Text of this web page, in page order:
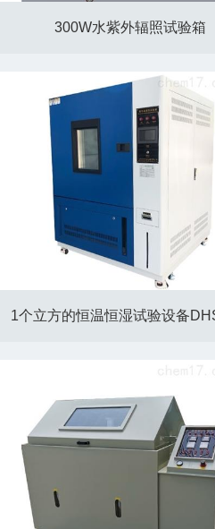
300W水紫外辐照试验箱
1个立方的恒温恒湿试验设备